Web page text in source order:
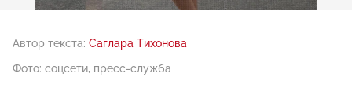
Автор текста: Саглара Тихонова
Фото: соцсети, пресс-служба